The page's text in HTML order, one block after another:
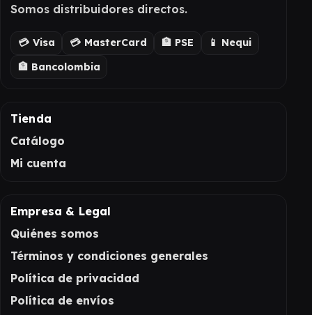
Somos distribuidores directos.
💳 Visa 💳 MasterCard 🏦 PSE
📱 Nequi
🏦 Bancolombia
Tienda
Catálogo
Mi cuenta
Empresa & Legal
Quiénes somos
Términos y condiciones generales
Política de privacidad
Política de envíos